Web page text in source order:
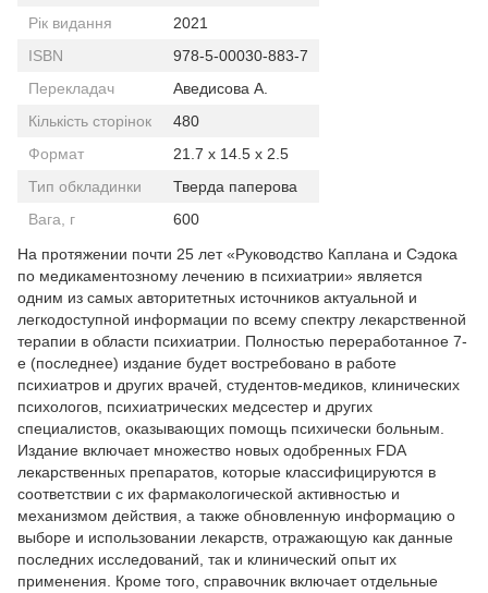
Рік видання
2021
ISBN
978-5-00030-883-7
Перекладач
Аведисова А.
Кількість сторінок
480
Формат
21.7 x 14.5 x 2.5
Тип обкладинки
Тверда паперова
Вага, г
600
На протяжении почти 25 лет «Руководство Каплана и Сэдока
по медикаментозному лечению в психиатрии» является
одним из самых авторитетных источников актуальной и
легкодоступной информации по всему спектру лекарственной
терапии в области психиатрии. Полностью переработанное 7-
е (последнее) издание будет востребовано в работе
психиатров и других врачей, студентов-медиков, клинических
психологов, психиатрических медсестер и других
специалистов, оказывающих помощь психически больным.
Издание включает множество новых одобренных FDA
лекарственных препаратов, которые классифицируются в
соответствии с их фармакологической активностью и
механизмом действия, а также обновленную информацию о
выборе и использовании лекарств, отражающую как данные
последних исследований, так и клинический опыт их
применения. Кроме того, справочник включает отдельные